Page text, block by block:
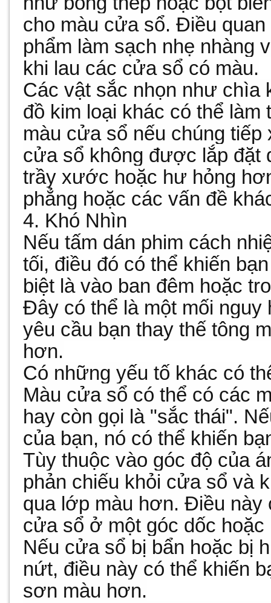
cho màu cửa sổ. Điều
phẩm làm sạch nhẹ nhàng
khi lau các cửa sổ có màu.
Các vật sắc nhọn như chìa
đồ kim loại khác có thể
màu cửa sổ nếu chúng
cửa sổ không được lắp đặt
trầy xước hoặc hư hỏng
phẳng hoặc các vấn đề
4. Khó Nhìn
Nếu tấm dán phim cách
tối, điều đó có thể khiến
biệt là vào ban đêm hoặc
Đây có thể là một mối nguy
yêu cầu bạn thay thế tông
hơn.
Có những yếu tố khác có
Màu cửa sổ có thể có các
hay còn gọi là "sắc thái".
của bạn, nó có thể khiến
Tùy thuộc vào góc độ của
phản chiếu khỏi cửa sổ và
qua lớp màu hơn. Điều này
cửa sổ ở một góc dốc
Nếu cửa sổ bị bẩn hoặc bị
nứt, điều này có thể khiến
sơn màu hơn.